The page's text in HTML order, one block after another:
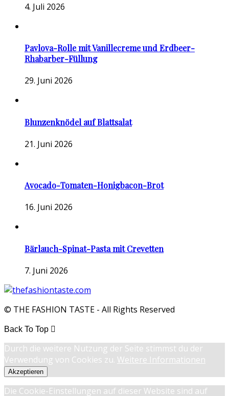
4. Juli 2026
Pavlova-Rolle mit Vanillecreme und Erdbeer-
Rhabarber-Füllung
29. Juni 2026
Blunzenknödel auf Blattsalat
21. Juni 2026
Avocado-Tomaten-Honigbacon-Brot
16. Juni 2026
Bärlauch-Spinat-Pasta mit Crevetten
7. Juni 2026
© THE FASHION TASTE - All Rights Reserved
Back To Top
Durch die weitere Nutzung der Seite stimmst du der
Verwendung von Cookies zu. Weitere Informationen
Akzeptieren
Die Cookie-Einstellungen auf dieser Website sind auf